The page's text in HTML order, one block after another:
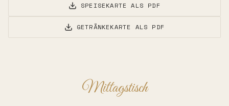
SPEISEKARTE ALS PDF
GETRÄNKEKARTE ALS PDF
Mittagstisch